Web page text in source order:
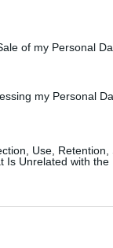
of my Personal
my Personal
Use,
Is Unrelated with